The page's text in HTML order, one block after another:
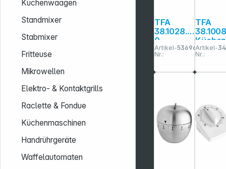
Küchenwaagen
Standmixer
Stabmixer
Fritteuse
Mikrowellen
Elektro- & Kontaktgrills
Raclette & Fondue
Küchenmaschinen
Handrührgeräte
Waffelautomaten
TFA
38.1028.1
0
schwarz/
silber
Puck
Küchen-
Artikel-
Nr.:
536963
TFA
38.1008
Küchen
Timer
Koch
Artikel-
Nr.: